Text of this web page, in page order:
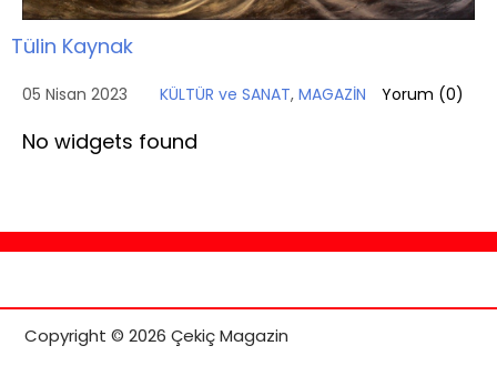
Tülin Kaynak
05 Nisan 2023 KÜLTÜR ve SANAT, MAGAZİN Yorum (0)
No widgets found
Copyright © 2026 Çekiç Magazin